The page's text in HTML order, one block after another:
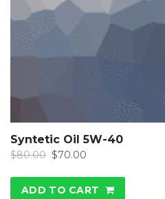
Syntetic Oil 5W-40
$80.00 $70.00
ADD TO CART